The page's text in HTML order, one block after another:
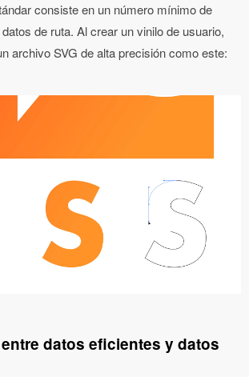
consiste en un número mínimo de
de ruta. Al crear un vinilo de usuario,
archivo SVG de alta precisión como este:
datos eficientes y datos